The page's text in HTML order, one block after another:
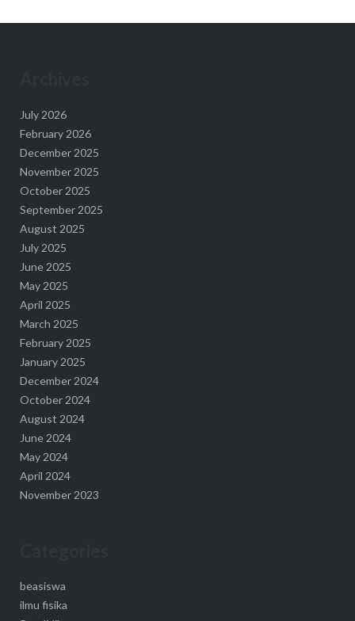
July 2026
February 2026
December 2025
November 2025
October 2025
September 2025
August 2025
July 2025
June 2025
May 2025
April 2025
March 2025
February 2025
January 2025
December 2024
October 2024
August 2024
June 2024
May 2024
April 2024
November 2023
beasiswa
ilmu fisika